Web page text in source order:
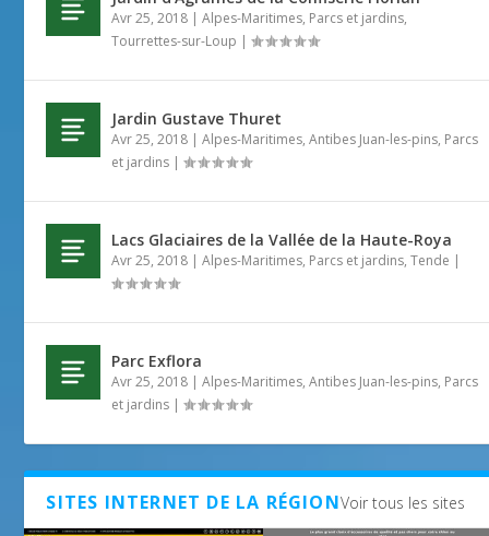
Avr 25, 2018 |Alpes-Maritimes, Parcs et jardins,
Tourrettes-sur-Loup |
Jardin Gustave Thuret
Avr 25, 2018 |Alpes-Maritimes,Antibes Juan-les-pins, Parcs
et jardins |
Lacs Glaciaires de la Vallée de la Haute-Roya
Avr 25, 2018 |Alpes-Maritimes, Parcs et jardins,Tende |
Parc Exflora
Avr 25, 2018 |Alpes-Maritimes,Antibes Juan-les-pins, Parcs
et jardins |
SITES INTERNET DE LA RÉGIONVoir tous les sites